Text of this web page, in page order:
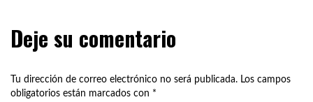
Deje su comentario
Tu dirección de correo electrónico no será publicada. Los campos
obligatorios están marcados con *